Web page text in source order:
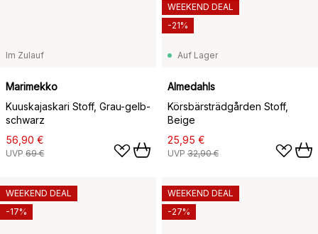
Im Zulauf
Marimekko
Kuuskajaskari Stoff, Grau-gelb-
schwarz
56,90 €
UVP 69 €
Auf Lager
Almedahls
Körsbärsträdgården Stoff,
Beige
25,95 €
UVP 32,90 €
WEEKEND DEAL
-21%
WEEKEND DEAL
-17%
WEEKEND DEAL
-27%